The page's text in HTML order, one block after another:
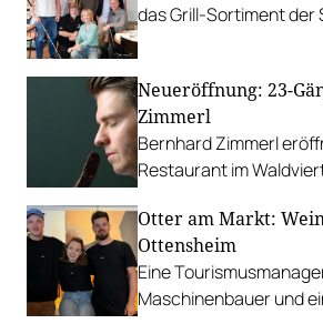
das Grill-Sortiment
Neueröffnung: 23-
Zimmerl
Bernhard Zimmerl
Restaurant im
kreativ
Otter am Markt:
Ottensheim
Eine
Maschinenbauer und